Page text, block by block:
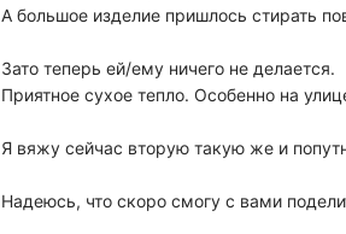
А большое изделие пришлось стирать
Зато теперь ей/ему ничего не делается.
Приятное сухое тепло. Особенно на
Я вяжу сейчас вторую такую же и
Надеюсь, что скоро смогу с вами